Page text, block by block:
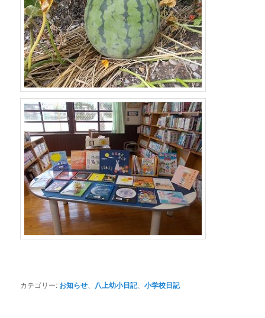
カテゴリー: お知らせ 八上幼小日記、小学校日記